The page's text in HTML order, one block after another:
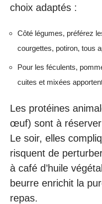
choix adaptés :
Côté légumes, préférez
courgettes, potiron, tous
Pour les féculents,
cuites et mixées
Les protéines
œuf) sont à
Le soir, elles
risquent de
à café d’huile
beurre enrichit la
repas.